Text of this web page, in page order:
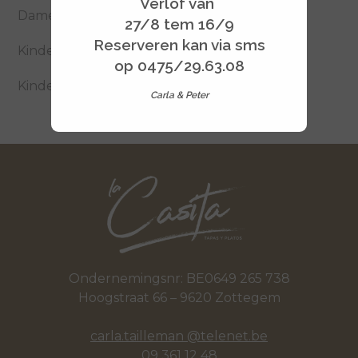
Dame Blanche
Kinderijsje
Kinderijsje met warme chocoladesaus
Ondernemingsnr: BE0649 265 738
Hoogstraat 66 – 9620 Zottegem
carla.tailleman @telenet.be
27/8 tem 16/9
Reserveren kan via sms
op 0475/29.63.08
Carla & Peter